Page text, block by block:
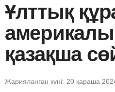
Ұлттық
қазақша
Жарияланған күні: 20 қараша